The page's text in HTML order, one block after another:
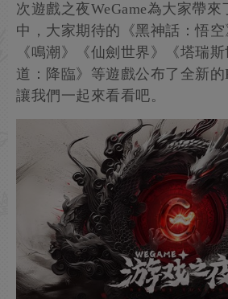
次遊戲之夜WeGame為大家帶來
中，大家期待的《黑神話：悟空
《鳴潮》《仙劍世界》《塔瑞
道：降臨》等遊戲公布了全新的
讓我們一起來看看吧。